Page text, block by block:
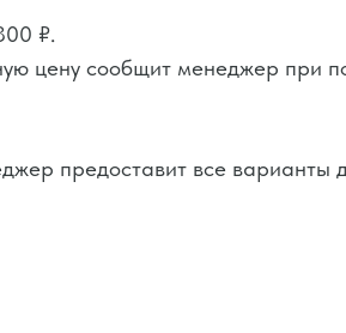
₽.
цену сообщит менеджер при
предоставит все варианты